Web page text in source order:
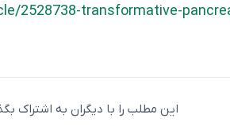
2528738-transformative-
این مطلب را با دیگران به اشتراک